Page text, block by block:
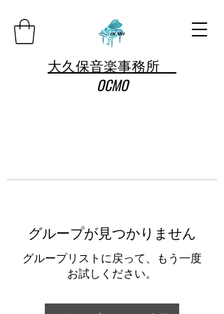
大久保音楽事務所
OCMO
グループが見つかりません
グループリストに戻って、もう一度
お試しください。